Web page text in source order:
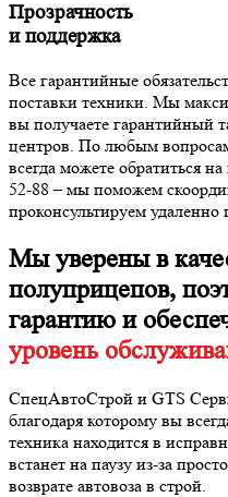
Прозрачность
и поддержка
Все гарантийные
поставки техники. Мы
вы получаете гарантийный
центров. По любым
всегда можете обратиться
52-88 – мы поможем
проконсультируем
Мы уверены в
полуприцепов,
гарантию и
уровень
СпецАвтоСтрой и GTS
благодаря которому вы
техника находится в
встанет на паузу из-за
возврате автовоза в строй.